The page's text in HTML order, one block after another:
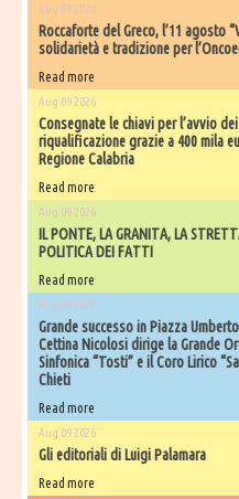
Aug 09 2026
Roccaforte del Greco, l’11 agosto
solidarietà e tradizione per
Read more
Aug 09 2026
Consegnate le chiavi per l’avvio
riqualificazione grazie a 400 mila
Regione Calabria
Read more
Aug 09 2026
IL PONTE, LA GRANITA, LA
POLITICA DEI FATTI
Read more
Aug 09 2026
Grande successo in Piazza
Cettina Nicolosi dirige la Grande
Sinfonica “Tosti” e il Coro Lirico
Chieti
Read more
Aug 09 2026
Gli editoriali di Luigi Palamara
Read more